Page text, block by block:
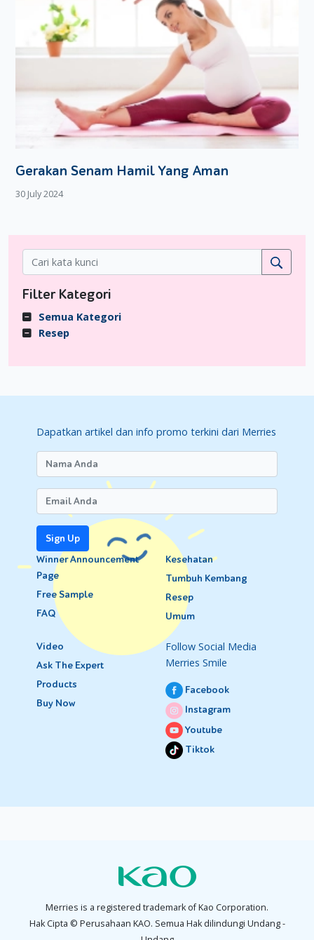
Gerakan Senam Hamil Yang Aman
30 July 2024
Filter Kategori
Semua Kategori
Resep
Dapatkan artikel dan info promo terkini dari Merries
Sign Up
Winner Announcement
Page
Free Sample
FAQ
Kesehatan
Tumbuh Kembang
Resep
Umum
Video
Ask The Expert
Products
Buy Now
Follow Social Media
Merries Smile
Facebook
Instagram
Youtube
Tiktok
Merries is a registered trademark of Kao Corporation.
Hak Cipta © Perusahaan KAO. Semua Hak dilindungi Undang -